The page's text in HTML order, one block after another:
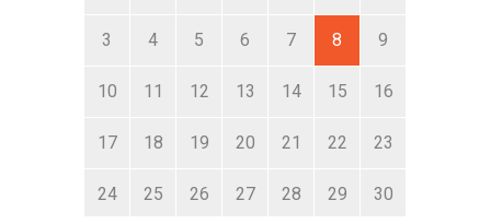
3 4 5 6 7 8 9
10 11 12 13 14 15 16
17 18 19 20 21 22 23
24 25 26 27 28 29 30